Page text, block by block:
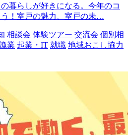
暮らしが好きになる。今年のコ
！室戸の魅力、室戸の未…
相談会 体験ツアー 交流会 個別相
業 起業・IT 就職 地域おこし協力